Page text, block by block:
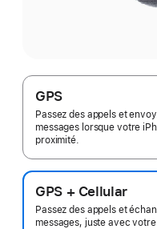
GPS
Passez des appels et
messages lorsque votre
proximité.
GPS + Cellular
Passez des appels et
messages, juste avec votre